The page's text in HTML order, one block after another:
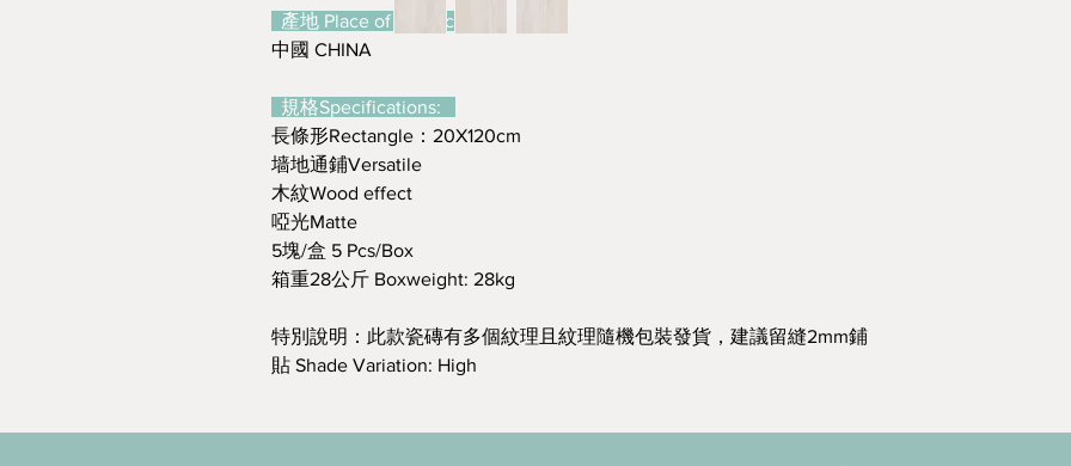
產地 Place of Production:
中國 CHINA
規格Specifications:
長條形Rectangle：20X120cm
墙地通鋪Versatile
木紋Wood effect
啞光Matte
5塊/盒 5 Pcs/Box
箱重28公斤 Boxweight: 28kg
特別說明：此款瓷磚有多個紋理且紋理隨機包裝發貨，建議留縫2mm鋪
貼 Shade Variation: High